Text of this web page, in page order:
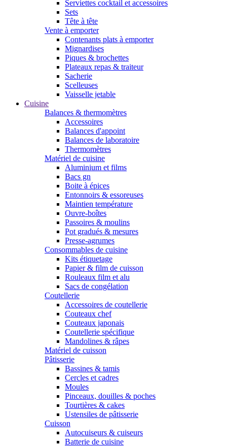
Serviettes cocktail et accessoires
Sets
Tête à tête
Vente à emporter
Contenants plats à emporter
Mignardises
Piques & brochettes
Plateaux repas & traiteur
Sacherie
Scelleuses
Vaisselle jetable
Cuisine
Balances & thermomètres
Accessoires
Balances d'appoint
Balances de laboratoire
Thermomètres
Matériel de cuisine
Aluminium et films
Bacs gn
Boite à épices
Entonnoirs & essoreuses
Maintien température
Ouvre-boîtes
Passoires & moulins
Pot gradués & mesures
Presse-agrumes
Consommables de cuisine
Kits étiquetage
Papier & film de cuisson
Rouleaux film et alu
Sacs de congélation
Coutellerie
Accessoires de coutellerie
Couteaux chef
Couteaux japonais
Coutellerie spécifique
Mandolines & râpes
Matériel de cuisson
Pâtisserie
Bassines & tamis
Cercles et cadres
Moules
Pinceaux, douilles & poches
Tourtières & cakes
Ustensiles de pâtisserie
Cuisson
Autocuiseurs & cuiseurs
Batterie de cuisine